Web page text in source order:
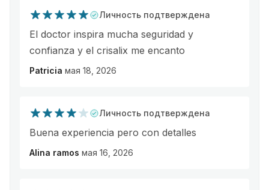
Личность подтверждена
El doctor inspira mucha seguridad y
confianza y el crisalix me encanto
Patricia мая 18, 2026
Личность подтверждена
Buena experiencia pero con detalles
Alina ramos мая 16, 2026